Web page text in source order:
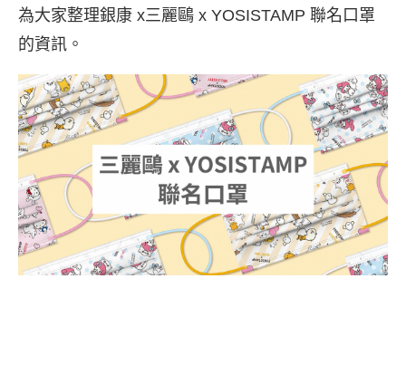
為大家整理銀康 x三麗鷗 x YOSISTAMP 聯名口罩
的資訊。